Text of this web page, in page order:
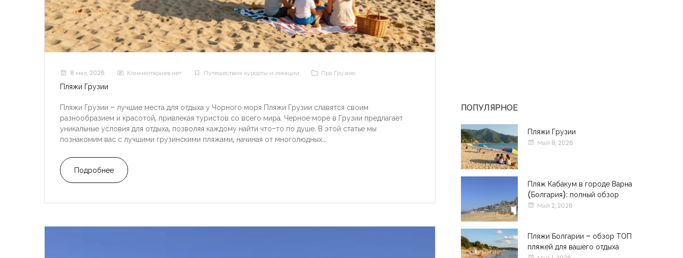
8 мая, 2026 Комментариев нет Путешествия курорты и локации Про Грузию
Пляжи Грузии
Пляжи Грузии – лучшие места для отдыха у Чорного моря Пляжи Грузии славятся своим
разнообразием и красотой, привлекая туристов со всего мира. Черное море в Грузии предлагает
уникальные условия для отдыха, позволяя каждому найти что-то по душе. В этой статье мы
познакомим вас с лучшими грузинскими пляжами, начиная от многолюдных...
Подробнее
ПОПУЛЯРНОЕ
Пляжи Грузии
Май 8, 2026
Пляж Кабакум в городе Варна
(Болгария): полный обзор
Май 2, 2026
Пляжи Болгарии – обзор ТОП
пляжей для вашего отдыха